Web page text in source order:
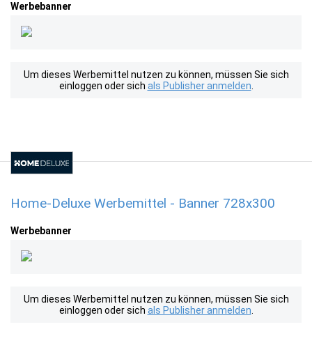
Werbebanner
Um dieses Werbemittel nutzen zu können, müssen Sie sich
einloggen oder sich als Publisher anmelden
Home-Deluxe Werbemittel - Banner 728x300
Werbebanner
Um dieses Werbemittel nutzen zu können, müssen Sie sich
einloggen oder sich als Publisher anmelden